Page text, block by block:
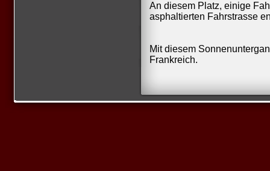
An diesem Platz, einige
asphaltierten Fahrstrasse
Mit diesem
Frankreich.